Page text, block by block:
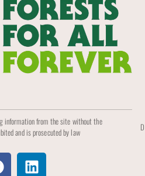
information from the site without the
and is prosecuted by law